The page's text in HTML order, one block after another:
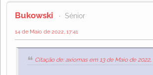
Bukowski Sénior
14 de Maio de 2022, 17:41
Citação de: axiomas em 13 de Maio de 2022,